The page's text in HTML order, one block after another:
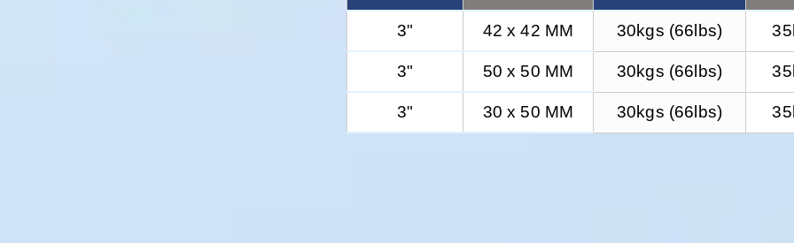
3" 42 x 42 MM 30kgs (66lbs)
3" 50 x 50 MM 30kgs (66lbs)
3" 30 x 50 MM 30kgs (66lbs)